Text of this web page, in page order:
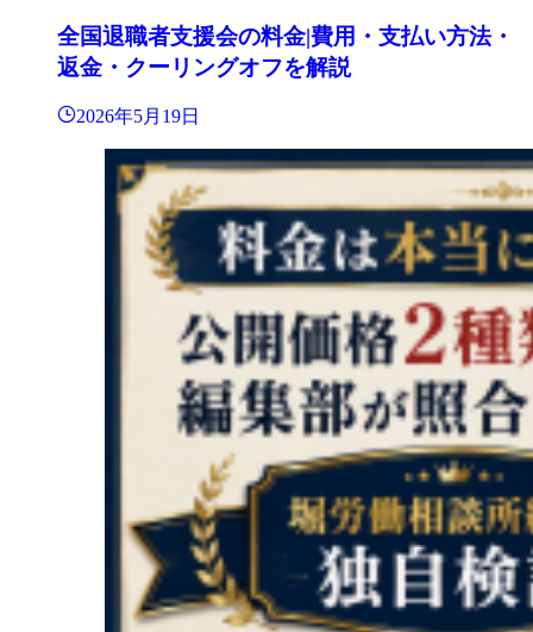
全国退職者支援会の料金|費用・支払い方法・
返金・クーリングオフを解説
2026年5月19日